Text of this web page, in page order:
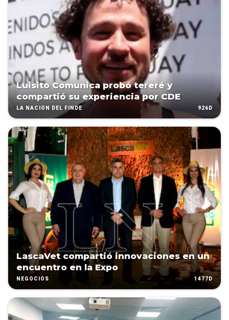
Luisito Comunica probó tereré y
compartió su experiencia por CDE
LA NACIÓN DEL FINDE 926D
LascaVet compartió innovaciones en un
encuentro en la Expo
NEGOCIOS 1477D